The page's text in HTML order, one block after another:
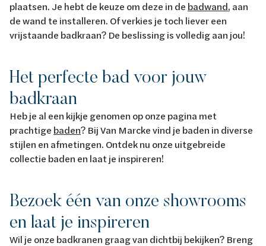
plaatsen. Je hebt de keuze om deze in de badwand, aan
de wand te installeren. Of verkies je toch liever een
vrijstaande badkraan? De beslissing is volledig aan jou!
Het perfecte bad voor jouw
badkraan
Heb je al een kijkje genomen op onze pagina met
prachtige baden? Bij Van Marcke vind je baden in diverse
stijlen en afmetingen. Ontdek nu onze uitgebreide
collectie baden en laat je inspireren!
Bezoek één van onze showrooms
en laat je inspireren
Wil je onze badkranen graag van dichtbij bekijken? Breng